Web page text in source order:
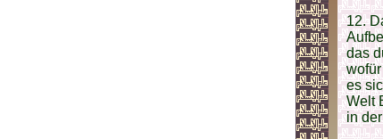
12.
das
es
Welt
in